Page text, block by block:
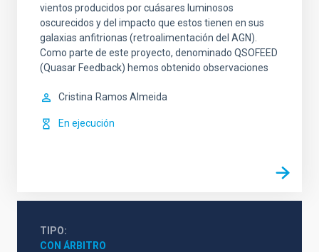
vientos producidos por cuásares luminosos
oscurecidos y del impacto que estos tienen en sus
galaxias anfitrionas (retroalimentación del AGN).
Como parte de este proyecto, denominado QSOFEED
(Quasar Feedback) hemos obtenido observaciones
Cristina Ramos Almeida
En ejecución
TIPO
CON ÁRBITRO